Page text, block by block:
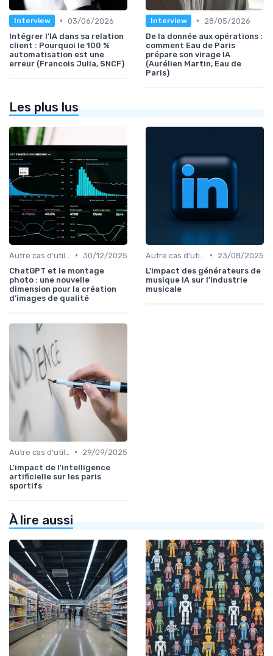
Interview • 03/06/2026
Intégrer l'IA dans sa relation
client : Pourquoi le 100 %
automatisation est une
erreur (Francois Julia, SNCF)
Interview •
28/05/2026
De la donnée aux opérations :
comment Eau de Paris
prépare son virage IA
(Aurélien Martin, Eau de
Paris)
Les plus lus
• 30/12/2025
ChatGPT et le montage
photo : une nouvelle
dimension pour la création
d’images de qualité
•
23/08/2025
L'impact des générateurs de
musique IA sur l'industrie
musicale
•
29/09/2025
L'impact de l'intelligence
artificielle sur les paris
sportifs
À lire aussi